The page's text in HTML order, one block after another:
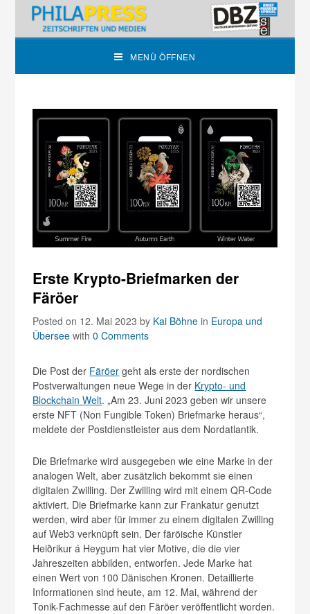
MENÜ ÖFFNEN
Erste Krypto-Briefmarken der
Färöer
Posted on 12. Mai 2023by Kai Böhne in Europa und
Übersee with0 Comments
Die Post der Färöer geht als erste der nordischen
Postverwaltungen neue Wege in der Krypto- und
Blockchain Welt. „Am 23. Juni 2023 geben wir unsere
erste NFT (Non Fungible Token) Briefmarke heraus“,
meldete der Postdienstleister aus dem Nordatlantik.
Die Briefmarke wird ausgegeben wie eine Marke in der
analogen Welt, aber zusätzlich bekommt sie einen
digitalen Zwilling. Der Zwilling wird mit einem QR-Code
aktiviert. Die Briefmarke kann zur Frankatur genutzt
werden, wird aber für immer zu einem digitalen Zwilling
auf Web3 verknüpft sein. Der färöische Künstler
Heiðrikur á Heygum hat vier Motive, die die vier
Jahreszeiten abbilden, entworfen. Jede Marke hat
einen Wert von 100 Dänischen Kronen. Detaillierte
Informationen sind heute, am 12. Mai, während der
Tonik-Fachmesse auf den Färöer veröffentlicht worden.